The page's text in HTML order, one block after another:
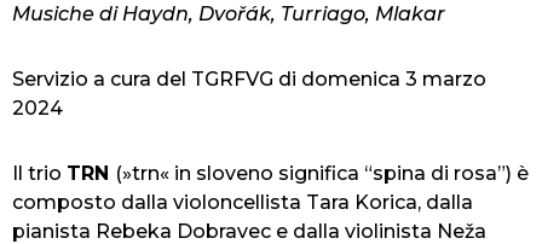
Musiche di Haydn, Dvořák, Turriago, Mlakar
Servizio a cura del TGRFVG di domenica 3 marzo
2024
Il trio TRN (»trn« in sloveno significa “spina di rosa”) è
composto dalla violoncellista Tara Korica, dalla
pianista Rebeka Dobravec e dalla violinista Neža